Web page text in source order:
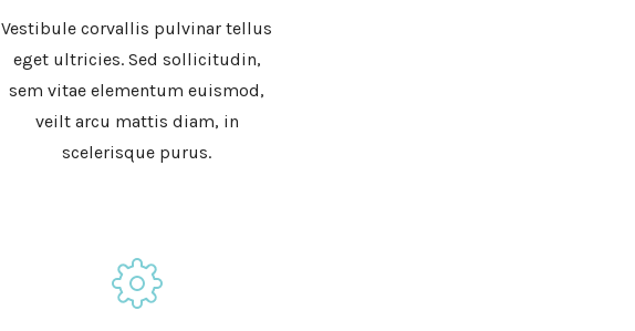
Vestibule corvallis pulvinar tellus
eget ultricies. Sed sollicitudin,
sem vitae elementum euismod,
veilt arcu mattis diam, in
scelerisque purus.